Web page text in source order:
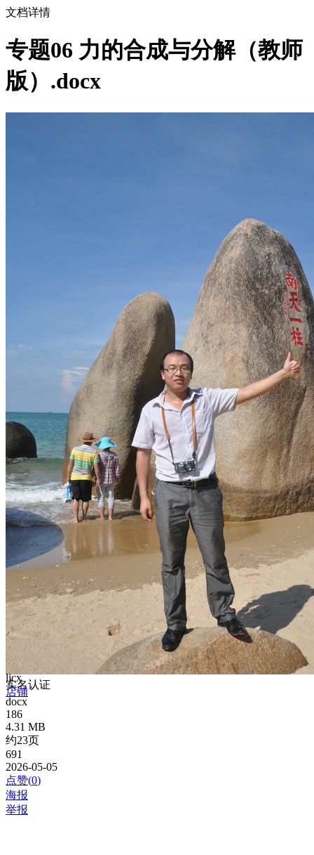
文档详情
专题06 力的合成与分解（教师
版）.docx
ljcx
实名认证
店铺
docx
186
4.31 MB
约23页
691
2026-05-05
点赞(0)
海报
举报